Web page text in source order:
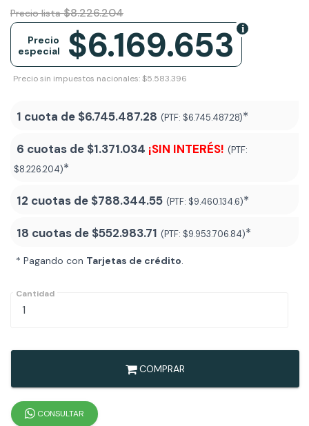
Precio lista $8.226.204
$6.169.653
Precio
especial
Precio sin impuestos nacionales: $5.583.396
1 cuota de $6.745.487.28 (PTF: $6.745.487.28)*
6 cuotas de $1.371.034 ¡SIN INTERÉS! (PTF:
$8.226.204)*
12 cuotas de $788.344.55 (PTF: $9.460.134.6)*
18 cuotas de $552.983.71 (PTF: $9.953.706.84)*
* Pagando con Tarjetas de crédito.
Cantidad
COMPRAR
CONSULTAR